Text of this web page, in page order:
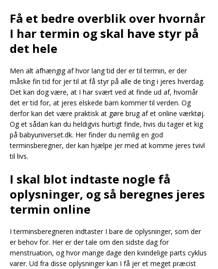
Få et bedre overblik over hvornår
I har termin og skal have styr på
det hele
Men alt afhængig af hvor lang tid der er til termin, er der
måske fin tid for jer til at få styr på alle de ting i jeres hverdag.
Det kan dog være, at I har svært ved at finde ud af, hvornår
det er tid for, at jeres elskede barn kommer til verden. Og
derfor kan det være praktisk at gøre brug af et online værktøj.
Og et sådan kan du heldigvis hurtigt finde, hvis du tager et kig
på babyuniverset.dk. Her finder du nemlig en god
terminsberegner, der kan hjælpe jer med at komme jeres tvivl
til livs.
I skal blot indtaste nogle få
oplysninger, og så beregnes jeres
termin online
I terminsberegneren indtaster I bare de oplysninger, som der
er behov for. Her er der tale om den sidste dag for
menstruation, og hvor mange dage den kvindelige parts cyklus
varer. Ud fra disse oplysninger kan I få jer et meget præcist